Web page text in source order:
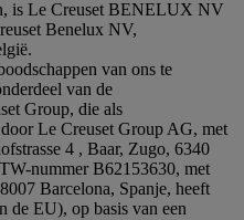
is Le Creuset BENELUX NV
Benelux NV,
van ons te
van de
Group, die als
Le Creuset Group AG, met
4 , Baar, Zugo, 6340
nummer B62153630, met
Barcelona, Spanje, heeft
de EU), op basis van een